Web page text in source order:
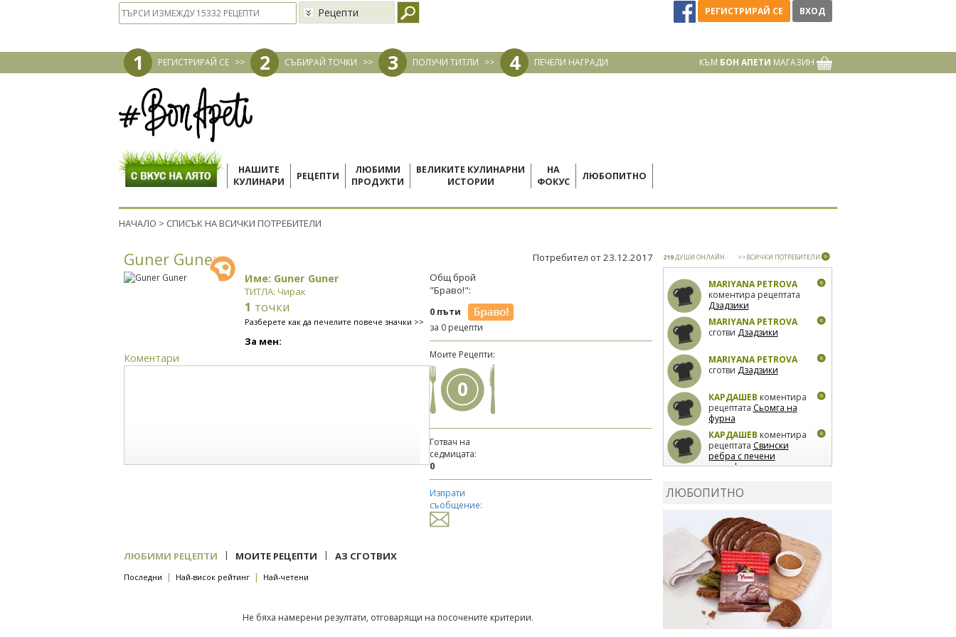
Рецепти РЕГИСТРИРАЙ СЕ ВХОД
1 РЕГИСТРИРАЙ СЕ >> 2 СЪБИРАЙ ТОЧКИ >> 3 ПОЛУЧИ ТИТЛИ >> 4 ПЕЧЕЛИ НАГРАДИ КЪМ БОН АПЕТИ МАГАЗИН
НАШИТЕ
КУЛИНАРИ
РЕЦЕПТИ
ЛЮБИМИ
ПРОДУКТИ
ВЕЛИКИТЕ КУЛИНАРНИ
ИСТОРИИ
НА
ФОКУС
ЛЮБОПИТНО
НАЧАЛО > СПИСЪК НА ВСИЧКИ ПОТРЕБИТЕЛИ
Guner Guner Потребител от 23.12.2017
Име: Guner Guner
ТИТЛА: Чирак
1 точки
Разберете как да печелите повече значки >>
За мен:
Коментари
Общ брой
"Браво!":
0 пъти
за 0 рецепти
Моите Рецепти:
0
Готвач на
седмицата:
0
Изпрати
съобщение:
ЛЮБИМИ РЕЦЕПТИ | МОИТЕ РЕЦЕПТИ | АЗ СГОТВИХ
Последни | Най-висок рейтинг | Най-четени
Не бяха намерени резултати, отговарящи на посочените критерии.
219ДУШИ ОНЛАЙН >>ВСИЧКИ ПОТРЕБИТЕЛИ
MARIYANA PETROVA
коментира рецептата
Дзадзики
MARIYANA PETROVA
сготви Дзадзики
MARIYANA PETROVA
сготви Дзадзики
КАРДАШЕВ коментира
рецептата Сьомга на
фурна
КАРДАШЕВ коментира
рецептата Свински
ребра с печени
картофи
лимон
коментира рецептата
Киноа със зеленчуци
ЛЮБОПИТНО